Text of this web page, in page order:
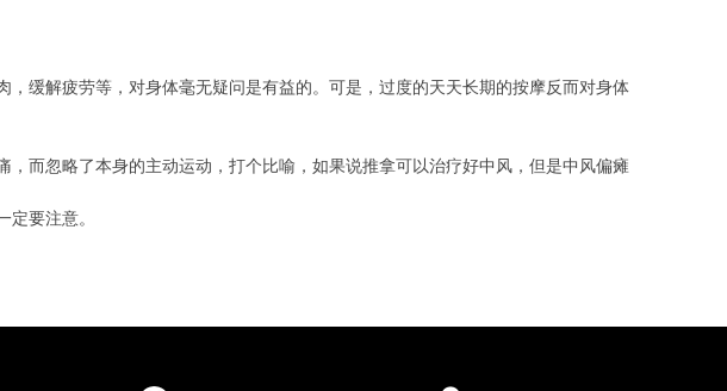
缓解疲劳等，对身体毫无疑问是有益的。可是，过度的天天长期的按摩反而对身体
而忽略了本身的主动运动，打个比喻，如果说推拿可以治疗好中风，但是中风偏瘫
要注意。